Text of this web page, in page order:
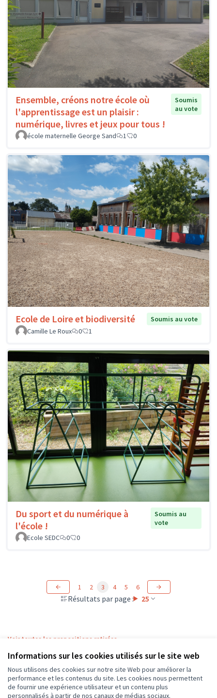
Informations sur les cookies utilisés sur le site web
Nous utilisons des cookies sur notre site Web pour améliorer la
performance et les contenus du site. Les cookies nous permettent
de fournir une expérience utilisateur et un contenu plus
personnalisés à partir de nos canaux de médias sociaux.
Ensemble, créons notre école où
l'apprentissage est un plaisir :
numérique, livres et jeux pour tous !
Soumis
au vote
école maternelle George Sand 1 0
Ecole de Loire et biodiversité
Soumis au vote
Camille Le Roux
0 1
Du sport et du numérique à
l'école !
Soumis au
vote
Ecole SEDC
0 0
Résultats par page : 25
1 2 3 4 5 6
Voir toutes les propositions retirées
Conditions d'utilisation
Paramètres des cookies
CD37 sur XCD37 sur Facebook
CD37 sur Instagram
CD37 sur YouTube